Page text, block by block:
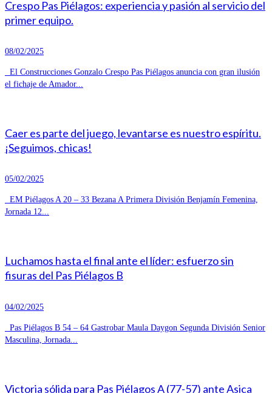
Crespo Pas Piélagos: experiencia y pasión al servicio del
primer equipo.
08/02/2025
El Construcciones Gonzalo Crespo Pas Piélagos anuncia con gran ilusión
el fichaje de Amador...
Caer es parte del juego, levantarse es nuestro espíritu.
¡Seguimos, chicas!
05/02/2025
EM Piélagos A 20 – 33 Bezana A Primera División Benjamín Femenina,
Jornada 12...
Luchamos hasta el final ante el líder: esfuerzo sin
fisuras del Pas Piélagos B
04/02/2025
Pas Piélagos B 54 – 64 Gastrobar Maula Daygon Segunda División Senior
Masculina, Jornada...
Victoria sólida para Pas Piélagos A (77-57) ante Asica